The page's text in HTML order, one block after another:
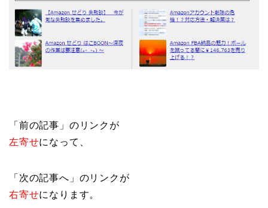
「前の記事」のリンクが
左寄せになって、
「次の記事へ」のリンクが
右寄せになります。